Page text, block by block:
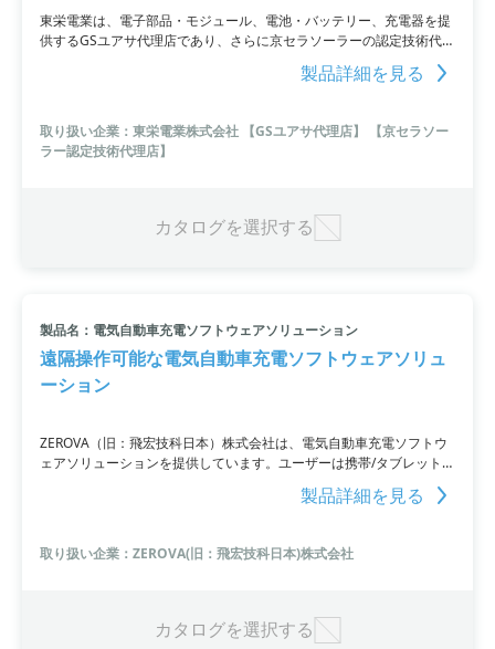
東栄電業は、電子部品・モジュール、電池・バッテリー、充電器を提
供するGSユアサ代理店であり、さらに京セラソーラーの認定技術代理
店でもあります。その中でも取り扱っている「EV用パワーコンディシ
ョナV2H（V2Hシステム）」は、災害発生時にもEVを非常用電源とし
た、オフィスのBCP対策にもおすすめ。SmanecoV2H系統非連系型
V2Hでは、電力系統からの電気とEVからの電気を切り替えて使用する
方式であり、3kWの給電を実現しています。さらに、CHAdeMO認証
製品詳細を見る
取り扱い企業：東栄電業株式会社 【GSユアサ代理店】 【京セラソー
ラー認定技術代理店】
カタログを選択する
製品名：電気自動車充電ソフトウェアソリューション
遠隔操作可能な電気自動車充電ソフトウェアソリュ
ーション
ZEROVA（旧：飛宏技科日本）株式会社は、電気自動車充電ソフトウ
ェアソリューションを提供しています。ユーザーは携帯/タブレットア
プリを通じて充電器の検索、ナビ、予約、充電状態モニタリング、充
電実行およびクレジット支払いが可能。充電器オペレーターは、バッ
析やソフトウェアの更新を行うことができます。さらに、ビッグデー
タ分析によりメンテナンスや管理が容易になります。
製品詳細を見る
取り扱い企業：ZEROVA(旧：飛宏技科日本)株式会社
カタログを選択する